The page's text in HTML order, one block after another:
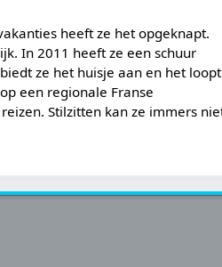
heeft ze het opgeknapt.
In 2011 heeft ze een schuur
ze het huisje aan en het loopt
een regionale Franse
Stilzitten kan ze immers